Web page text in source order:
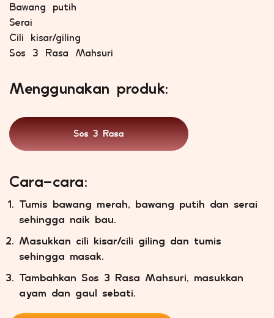
Bawang putih
Serai
Cili kisar/giling
Sos 3 Rasa Mahsuri
Menggunakan produk:
Sos 3 Rasa
Cara–cara:
Tumis bawang merah, bawang putih dan serai
sehingga naik bau.
Masukkan cili kisar/cili giling dan tumis
sehingga masak.
Tambahkan Sos 3 Rasa Mahsuri, masukkan
ayam dan gaul sebati.